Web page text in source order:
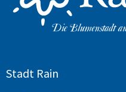
Stadt Rain